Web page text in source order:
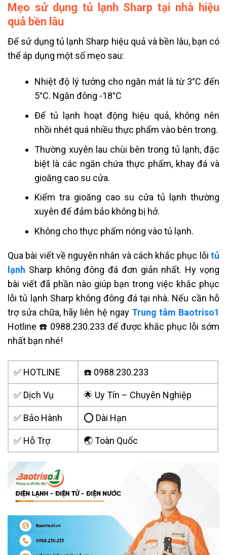
Mẹo sử dụng tủ lạnh Sharp tại nhà hiệu
quả bền lâu
Để sử dụng tủ lạnh Sharp hiệu quả và bền lâu, bạn có
thể áp dụng một số mẹo sau:
Nhiệt độ lý tưởng cho ngăn mát là từ 3°C đến
5°C. Ngăn đông -18°C
Để tủ lạnh hoạt động hiệu quả, không nên
nhồi nhét quá nhiều thực phẩm vào bên trong.
Thường xuyên lau chùi bên trong tủ lạnh, đặc
biệt là các ngăn chứa thực phẩm, khay đá và
gioăng cao su cửa.
Kiểm tra gioăng cao su cửa tủ lạnh thường
xuyên để đảm bảo không bị hở.
Không cho thực phẩm nóng vào tủ lạnh.
Qua bài viết về nguyên nhân và cách khắc phục lỗi tủ
lạnh Sharp không đông đá đơn giản nhất. Hy vọng
bài viết đã phần nào giúp bạn trong việc khắc phục
lỗitủ lạnh Sharp không đông đátại nhà. Nếu cần hỗ
trợ sửa chữa, hãy liên hệ ngay Trung tâm Baotriso1
Hotline ☎️ 0988.230.233 để được khắc phục lỗi sớm
nhất bạn nhé!
✅ HOTLINE ☎️ 0988.230.233
✅ Dịch Vụ 🌟 Uy Tín – Chuyên Nghiệp
✅ Bảo Hành ⭕ Dài Hạn
✅ Hỗ Trợ 🌏 Toàn Quốc